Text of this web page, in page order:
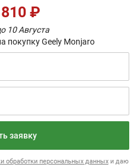
10 Августа
₽
покупку Geely Monjaro
заявку
обработки персональных данных и даю